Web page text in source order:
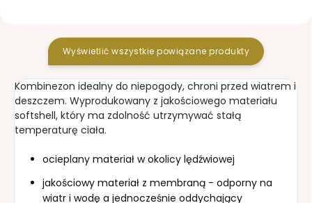
Wyświetlić wszystkie powiązane produkty
Kombinezon idealny do niepogody, chroni przed wiatrem i
deszczem. Wyprodukowany z jakościowego materiału
softshell, który ma zdolność utrzymywać stałą
temperaturę ciała.
ocieplany materiał w okolicy lędźwiowej
jakościowy materiał z membraną - odporny na
wiatr i wodę a jednocześnie oddychający